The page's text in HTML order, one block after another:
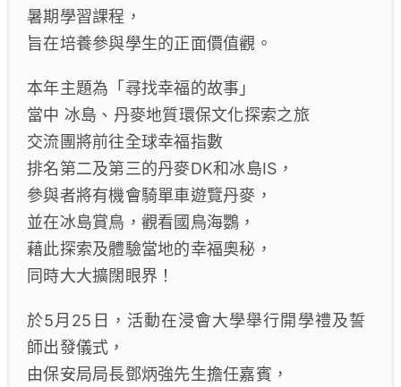
暑期學習課程，
旨在培養參與學生的正面價值觀。
本年主題為「尋找幸福的故事」
當中 冰島、丹麥地質環保文化探索之旅
交流團將前往全球幸福指數
排名第二及第三的丹麥DK和冰島IS，
參與者將有機會騎單車遊覽丹麥，
並在冰島賞鳥，觀看國鳥海鸚，
藉此探索及體驗當地的幸福奧秘，
同時大大擴闊眼界！
於5月25日，活動在浸會大學舉行開學禮及誓
師出發儀式，
由保安局局長鄧炳強先生擔任嘉賓，